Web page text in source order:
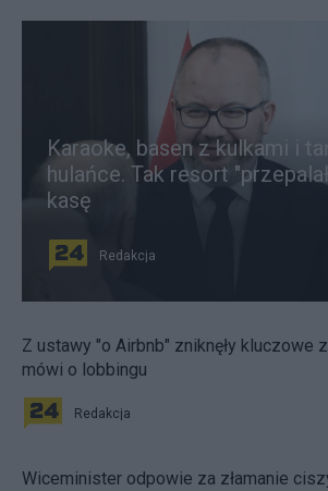
Karaoke, basen z kulkami i
hulańce. Tak resort
kasę
Redakcja
Z ustawy "o Airbnb" zniknęły kluczowe
mówi o lobbingu
Redakcja
Wiceminister odpowie za złamanie